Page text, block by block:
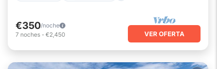
€350/noche
7 noches - €2,450 VER OFERTA